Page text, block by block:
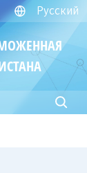
Русский